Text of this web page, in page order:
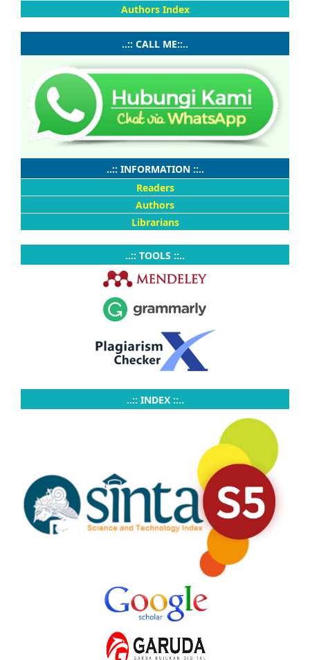
Authors Index
..:: CALL ME::..
..:: INFORMATION ::..
Readers
Authors
Librarians
..:: TOOLS ::..
..:: INDEX ::..